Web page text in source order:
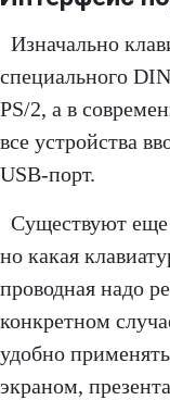
Изначально
специального
PS/2, а в
все устройства
USB-порт.
Существуют еще
но какая
проводная надо
конкретном
удобно
экраном,